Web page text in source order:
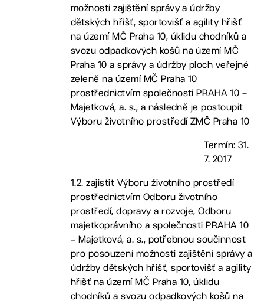
možnosti zajištění správy a údržby
dětských hřišť, sportovišť a agility hřišť
na území MČ Praha 10, úklidu chodníků a
svozu odpadkových košů na území MČ
Praha 10 a správy a údržby ploch veřejné
zeleně na území MČ Praha 10
prostřednictvím společnosti PRAHA 10 –
Majetková, a. s., a následně je postoupit
Výboru životního prostředí ZMČ Praha 10
Termín: 31.
7. 2017
1.2. zajistit Výboru životního prostředí
prostřednictvím Odboru životního
prostředí, dopravy a rozvoje, Odboru
majetkoprávního a společnosti PRAHA 10
– Majetková, a. s., potřebnou součinnost
pro posouzení možnosti zajištění správy a
údržby dětských hřišť, sportovišť a agility
hřišť na území MČ Praha 10, úklidu
chodníků a svozu odpadkových košů na